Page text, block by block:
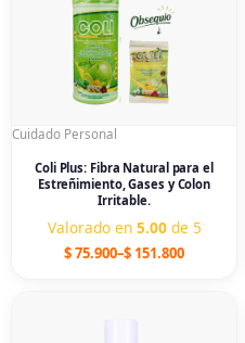
Cuidado Personal
Coli Plus: Fibra Natural para el
Estreñimiento, Gases y Colon
Irritable.
Valorado en 5.00de 5
$75.900–$ 151.800
$ 75.900
through
$ 151.800